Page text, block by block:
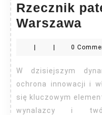
Rzecznik
Warszawa
0
W dzisiejszym dynamicznym świecie biznesu,
ochrona innowacji i
się kluczowym
wynalazcy i